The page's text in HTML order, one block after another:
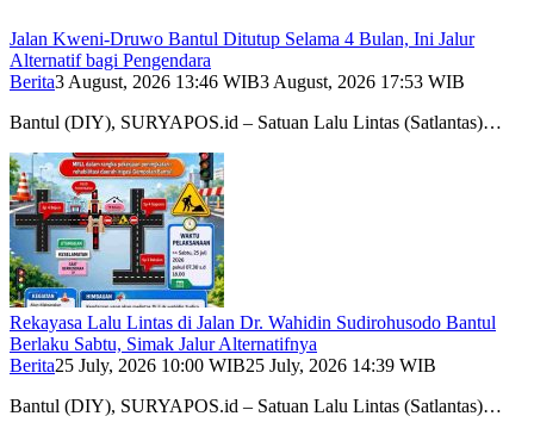
Jalan Kweni-Druwo Bantul Ditutup Selama 4 Bulan, Ini Jalur
Alternatif bagi Pengendara
Berita3 August, 2026 13:46 WIB3 August, 2026 17:53 WIB
Bantul (DIY), SURYAPOS.id – Satuan Lalu Lintas (Satlantas)…
Rekayasa Lalu Lintas di Jalan Dr. Wahidin Sudirohusodo Bantul
Berlaku Sabtu, Simak Jalur Alternatifnya
Berita25 July, 2026 10:00 WIB25 July, 2026 14:39 WIB
Bantul (DIY), SURYAPOS.id – Satuan Lalu Lintas (Satlantas)…